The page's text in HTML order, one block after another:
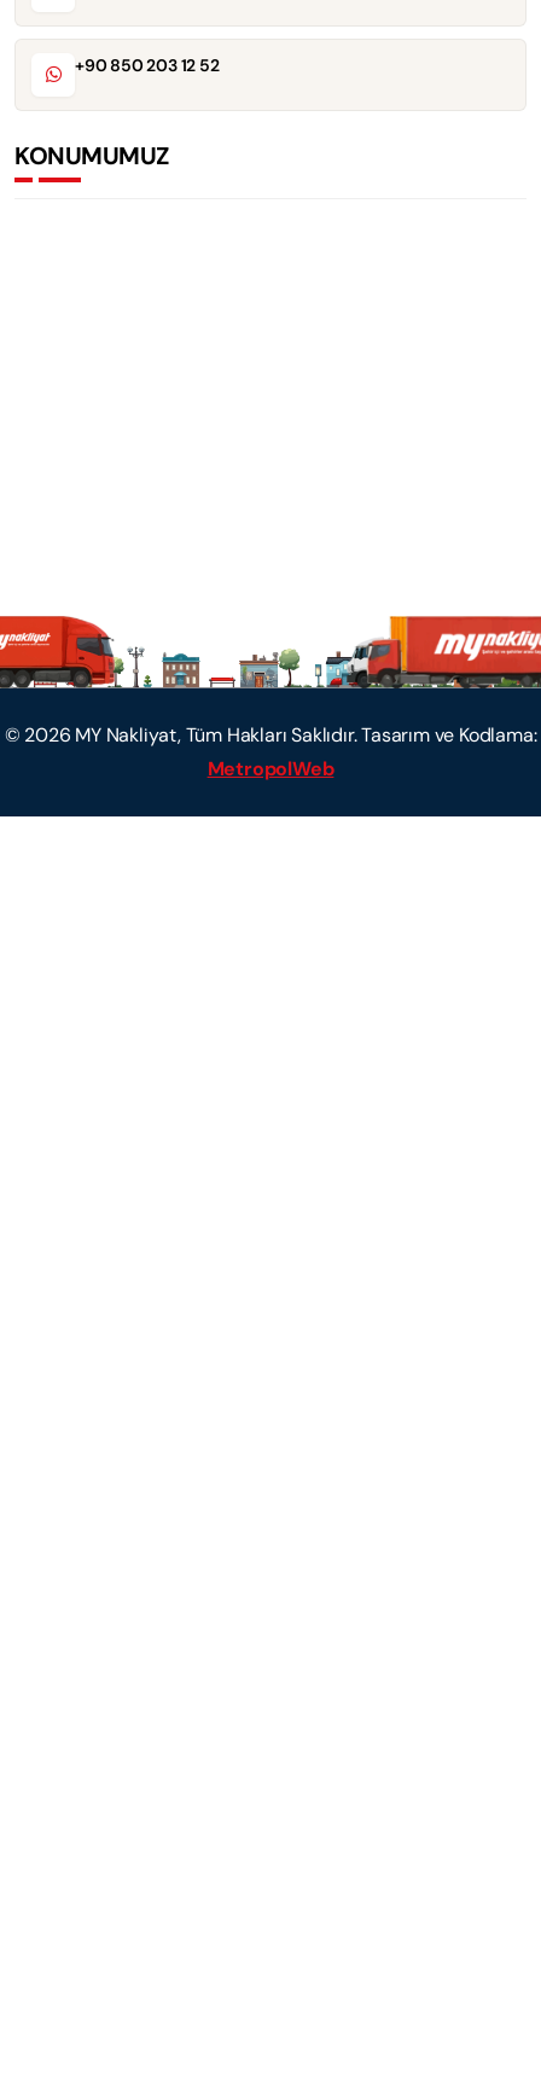
+90 850 203 12 52
KONUMUMUZ
© 2026 MY Nakliyat, Tüm Hakları Saklıdır. Tasarım ve Kodlama:
MetropolWeb